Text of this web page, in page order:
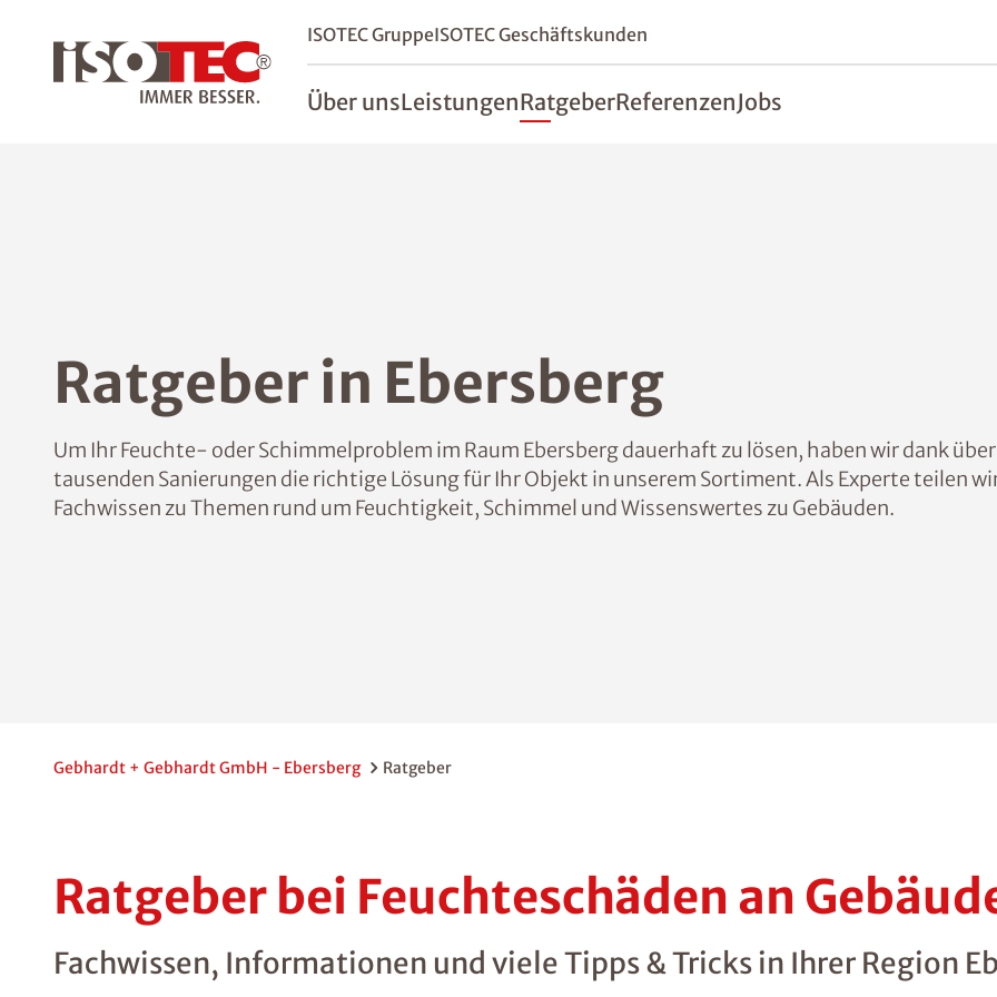
ISOTEC GruppeISOTEC Geschäftskunden
Über unsLeistungenRatgeberReferenzenJobs
Ratgeber in Ebersberg
Um Ihr Feuchte- oder Schimmelproblem im Raum Ebersberg dauerhaft zu lösen, haben wir dank
tausenden Sanierungen die richtige Lösung für Ihr Objekt in unserem Sortiment. Als Experte teilen
Fachwissen zu Themen rund um Feuchtigkeit, Schimmel und Wissenswertes zu Gebäuden.
Gebhardt + Gebhardt GmbH - Ebersberg Ratgeber
Ratgeber bei Feuchteschäden an
Fachwissen, Informationen und viele Tipps & Tricks in Ihrer Region